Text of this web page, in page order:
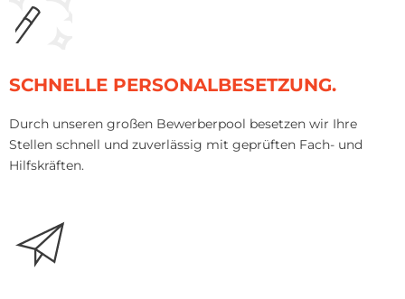
SCHNELLE PERSONALBESETZUNG.
Durch unseren großen Bewerberpool besetzen wir Ihre
Stellen schnell und zuverlässig mit geprüften Fach- und
Hilfskräften.